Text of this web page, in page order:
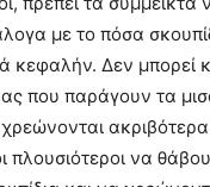
με το πόσα
κεφαλήν. Δεν μπορεί
που παράγουν τα
ακριβότερα
πλουσιότεροι να